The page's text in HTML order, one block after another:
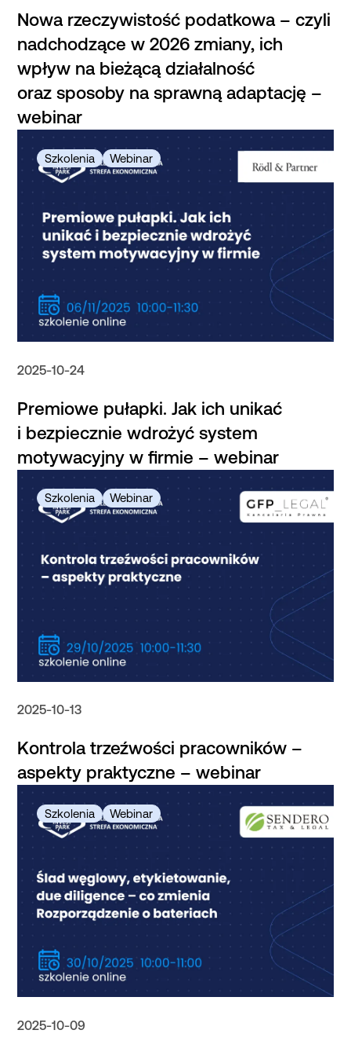
Nowa rzeczywistość podatkowa – czyli
nadchodzące w 2026 zmiany, ich
wpływ na bieżącą działalność
oraz sposoby na sprawną adaptację –
webinar
2025-10-24
Premiowe pułapki. Jak ich unikać
i bezpiecznie wdrożyć system
motywacyjny w firmie – webinar
2025-10-13
Kontrola trzeźwości pracowników –
aspekty praktyczne – webinar
2025-10-09